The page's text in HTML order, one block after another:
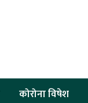
कोरोना विषेश